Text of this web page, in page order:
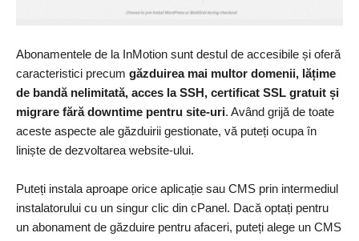
Abonamentele de la InMotion sunt destul de accesibile și oferă
caracteristici precum găzduirea mai multor domenii, lățime
de bandă nelimitată, acces la SSH, certificat SSL gratuit și
migrare fără downtime pentru site-uri. Având grijă de toate
aceste aspecte ale găzduirii gestionate, vă puteți ocupa în
liniște de dezvoltarea website-ului.
Puteți instala aproape orice aplicație sau CMS prin intermediul
instalatorului cu un singur clic din cPanel. Dacă optați pentru
un abonament de găzduire pentru afaceri, puteți alege un CMS